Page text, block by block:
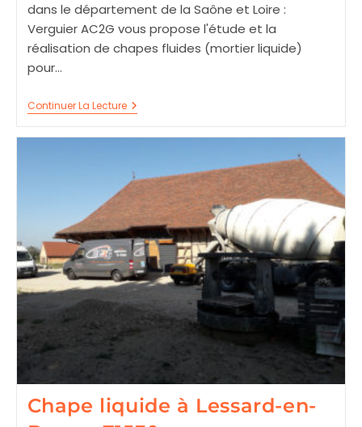
dans le département de la Saône et Loire :
Verguier AC2G vous propose l'étude et la
réalisation de chapes fluides (mortier liquide)
pour…
Continuer La LectureChape
Liquide
Chape liquide à Lessard-en-